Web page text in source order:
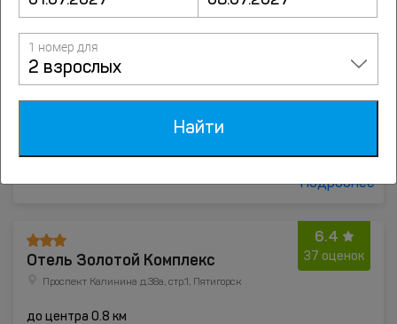
от2500руб.
Подробнее
6.4
37 оценок
Отель Золотой Комплекс
Проспект Калинина д.38а, стр.1, Пятигорск
до центра 0.8 км
1 номер для
2 взрослых
Найти